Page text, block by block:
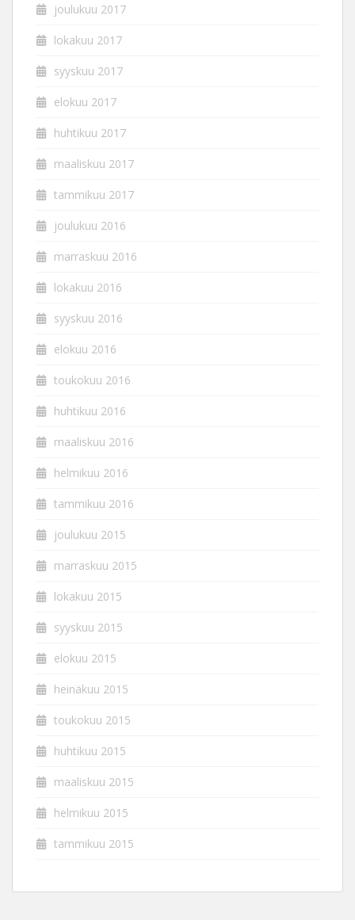
joulukuu 2017
lokakuu 2017
syyskuu 2017
elokuu 2017
huhtikuu 2017
maaliskuu 2017
tammikuu 2017
joulukuu 2016
marraskuu 2016
lokakuu 2016
syyskuu 2016
elokuu 2016
toukokuu 2016
huhtikuu 2016
maaliskuu 2016
helmikuu 2016
tammikuu 2016
joulukuu 2015
marraskuu 2015
lokakuu 2015
syyskuu 2015
elokuu 2015
heinäkuu 2015
toukokuu 2015
huhtikuu 2015
maaliskuu 2015
helmikuu 2015
tammikuu 2015